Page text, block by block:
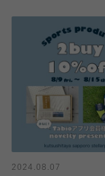
2024.08.07